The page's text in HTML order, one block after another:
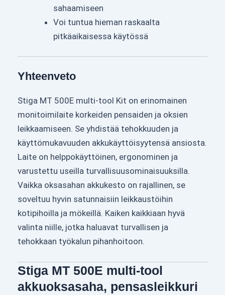
sahaamiseen
Voi tuntua hieman raskaalta
pitkäaikaisessa käytössä
Yhteenveto
Stiga MT 500E multi-tool Kit on erinomainen
monitoimilaite korkeiden pensaiden ja oksien
leikkaamiseen. Se yhdistää tehokkuuden ja
käyttömukavuuden akkukäyttöisyytensä ansiosta.
Laite on helppokäyttöinen, ergonominen ja
varustettu useilla turvallisuusominaisuuksilla.
Vaikka oksasahan akkukesto on rajallinen, se
soveltuu hyvin satunnaisiin leikkaustöihin
kotipihoilla ja mökeillä. Kaiken kaikkiaan hyvä
valinta niille, jotka haluavat turvallisen ja
tehokkaan työkalun pihanhoitoon.
Stiga MT 500E multi-tool
akkuoksasaha, pensasleikkuri